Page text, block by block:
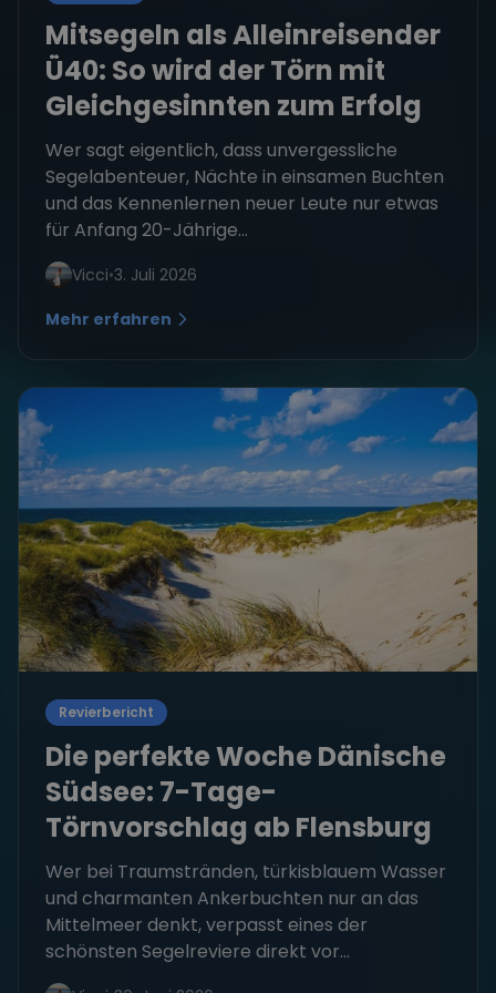
Mitsegeln als Alleinreisender
Ü40: So wird der Törn mit
Gleichgesinnten zum Erfolg
Wer sagt eigentlich, dass unvergessliche
Segelabenteuer, Nächte in einsamen Buchten
und das Kennenlernen neuer Leute nur etwas
für Anfang 20-Jährige...
Vicci•3. Juli 2026
Mehr erfahren
Revierbericht
Die perfekte Woche Dänische
Südsee: 7-Tage-
Törnvorschlag ab Flensburg
Wer bei Traumstränden, türkisblauem Wasser
und charmanten Ankerbuchten nur an das
Mittelmeer denkt, verpasst eines der
schönsten Segelreviere direkt vor...